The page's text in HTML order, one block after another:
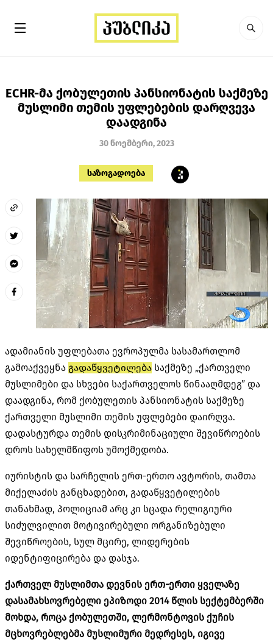
ECHR-მა ქობულეთის პანსიონატის საქმეზე
მუსლიმი თემის უფლებების დარღვევა
დაადგინა
30 ნოემბერი, 2023
საზოგადოება
ადამიანის უფლებათა ევროპულმა სასამართლომ
გამოაქვეყნა გადაწყვეტილება საქმეზე „ქართველი
მუსლიმები და სხვები საქართველოს წინააღმდეგ” და
დაადგინა, რომ ქობულეთის პანსიონატის საქმეზე
ქართველი მუსლიმი თემის უფლებები დაირღვა.
დადასტურდა თემის დისკრიმინაციული შევიწროების
დროს სახელმწიფოს უმოქმედობა.
იურისტის და სარჩელის ერთ-ერთო ავტორის, თამთა
მიქელაძის განცხადებით, გადაწყვეტილების
თანახმად, პოლიციამ არც კი სცადა რელიგიური
სიძულვილით მოტივირებული ორგანიზებული
შევიწროების, სულ მცირე, ლიდერების
იდენტიფიცირება და დასჯა.
ქართველ მუსლიმთა დევნის ერთ-ერთი ყველაზე
დასამახსოვრებელი ეპიზოდი 2014 წლის სექტემბერში
მოხდა, როცა ქობულეთში, ლერმონტოვის ქუჩის
მცხოვრებლებმა მუსლიმური მედრესეს, იგივე